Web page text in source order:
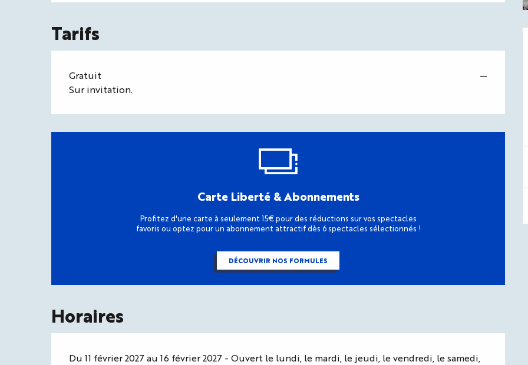
Tarifs
Gratuit
—
Sur invitation.
Carte Liberté & Abonnements
Profitez d'une carte à seulement 15€ pour des réductions sur vos spectacles
favoris ou optez pour un abonnement attractif dès 6 spectacles sélectionnés !
DÉCOUVRIR NOS FORMULES
Horaires
Du 11 février 2027 au 16 février 2027 - Ouvert le lundi, le mardi, le jeudi, le vendredi, le samedi,